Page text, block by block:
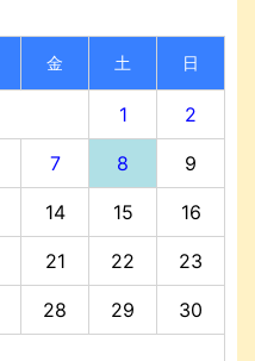
金 土 日
1 2
7 8 9
14 15 16
21 22 23
28 29 30